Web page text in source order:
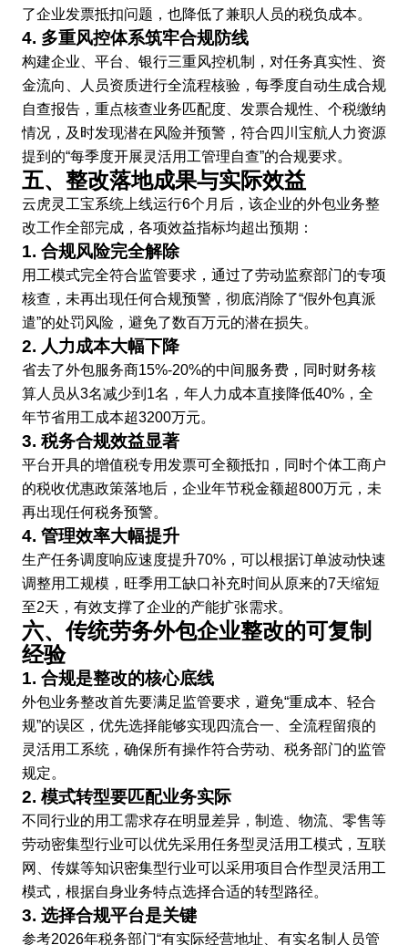
了企业发票抵扣问题，也降低了兼职人员的税负成本。
4. 多重风控体系筑牢合规防线
构建企业、平台、银行三重风控机制，对任务真实性、资
金流向、人员资质进行全流程核验，每季度自动生成合规
自查报告，重点核查业务匹配度、发票合规性、个税缴纳
情况，及时发现潜在风险并预警，符合四川宝航人力资源
提到的“每季度开展灵活用工管理自查”的合规要求。
五、整改落地成果与实际效益
云虎灵工宝系统上线运行6个月后，该企业的外包业务整
改工作全部完成，各项效益指标均超出预期：
1. 合规风险完全解除
用工模式完全符合监管要求，通过了劳动监察部门的专项
核查，未再出现任何合规预警，彻底消除了“假外包真派
遣”的处罚风险，避免了数百万元的潜在损失。
2. 人力成本大幅下降
省去了外包服务商15%-20%的中间服务费，同时财务核
算人员从3名减少到1名，年人力成本直接降低40%，全
年节省用工成本超3200万元。
3. 税务合规效益显著
平台开具的增值税专用发票可全额抵扣，同时个体工商户
的税收优惠政策落地后，企业年节税金额超800万元，未
再出现任何税务预警。
4. 管理效率大幅提升
生产任务调度响应速度提升70%，可以根据订单波动快速
调整用工规模，旺季用工缺口补充时间从原来的7天缩短
至2天，有效支撑了企业的产能扩张需求。
六、传统劳务外包企业整改的可复制
经验
1. 合规是整改的核心底线
外包业务整改首先要满足监管要求，避免“重成本、轻合
规”的误区，优先选择能够实现四流合一、全流程留痕的
灵活用工系统，确保所有操作符合劳动、税务部门的监管
规定。
2. 模式转型要匹配业务实际
不同行业的用工需求存在明显差异，制造、物流、零售等
劳动密集型行业可以优先采用任务型灵活用工模式，互联
网、传媒等知识密集型行业可以采用项目合作型灵活用工
模式，根据自身业务特点选择合适的转型路径。
3. 选择合规平台是关键
参考2026年税务部门“有实际经营地址、有实名制人员管